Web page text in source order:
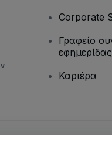
Corporate
Γραφείο
εφημερίδας
Καριέρα